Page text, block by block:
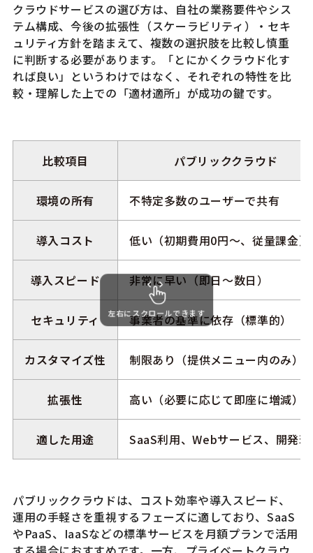
クラウドサービスの選び方は、自社の業務要件やシス
テム構成、今後の拡張性（スケーラビリティ）・セキ
ュリティ方針を踏まえて、複数の選択肢を比較し慎重
に判断する必要があります。「とにかくクラウド化す
れば良い」というわけではなく、それぞれの特性を比
較・理解した上での「適材適所」が成功の鍵です。
比較項目 パブリッククラウド
環境の所有 不特定多数のユーザーで共有
導入コスト 低い（初期費用0円〜、従量課金）
導入スピード 非常に早い（即日〜数日）
セキュリティ 事業者の基準に依存（標準的）
カスタマイズ性 制限あり（提供メニュー内のみ）
拡張性 高い（必要に応じて即座に増減）
適した用途 SaaS利用、Webサービス、開発
左右にスクロールできます
パブリッククラウドは、コスト効率や導入スピード、
運用の手軽さを重視するフェーズに適しており、SaaS
やPaaS、IaaSなどの標準サービスを月額プランで活用